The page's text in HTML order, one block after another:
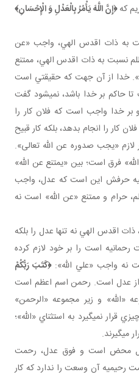
که﴿إِنَّ اللَّهَ يَأْمُرُ بِالْعَدْلِ وَ الْإِحْسَانِ﴾
به ذات اقدس الهي، واجب «عن
نسبت به ذات اقدس الهي، ممتنع
خدا از آن جهت که حقيقتي است
حاکم بر خدا باشد، نمي شود گفت
خدا واجب است که فلان کار را
کار را انجام بدهد، بلکه کار قبيح
لازم «يجب صدوره عن الله تعالی».
فرق است؛ بين «يمتنع عن الله»
حرفش اين است که عدل، واجب
حرام و ممتنع «عن الله» است نه
اقدس الهي نه تنها عدل را بلکه
است را بر خود لازم کرده
نه واجب «علي الله»:﴿كَتَبَ رَبُّكُمْ
از عدل است. رحمن اسم اعظم است
«الله» و زير مجموعه «الرحمن»
نمي گيرد به استثناي «الله»؛
مي گيرند.
محض است و فوق عدل، رحمت
رحيميه آن وسعت را ندارد که کار